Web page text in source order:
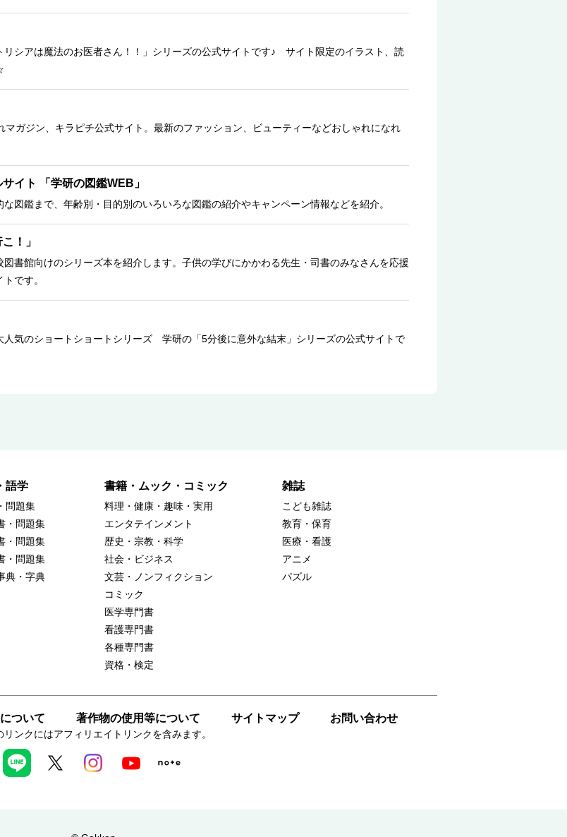
シアは魔法のお医者さん！！」シリーズの公式サイトです♪ サイト限定のイラスト、読
ガジン、キラピチ公式サイト。最新のファッション、ビューティーなどおしゃれになれ
イト 「学研の図鑑WEB」
図鑑まで、年齢別・目的別のいろいろな図鑑の紹介やキャンペーン情報などを紹介。
！」
書館向けのシリーズ本を紹介します。子供の学びにかかわる先生・司書のみなさんを応援
です。
気のショートショートシリーズ 学研の「5分後に意外な結末」シリーズの公式サイトで
語学
問題集
・問題集
・問題集
・問題集
典・字典
書籍・ムック・コミック
料理・健康・趣味・実用
エンタテインメント
歴史・宗教・科学
社会・ビジネス
文芸・ノンフィクション
コミック
医学専門書
看護専門書
各種専門書
資格・検定
雑誌
こども雑誌
教育・保育
医療・看護
アニメ
パズル
ついて 著作物の使用等について サイトマップ お問い合わせ
リンクにはアフィリエイトリンクを含みます。